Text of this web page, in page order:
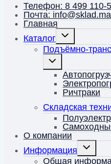
Телефон: 8 499 110-
Почта:
Главная
Каталог
Переключить
дочернее
меню
Подъёмно-
Переключить
дочернее
меню
Ричтраки
Складская
О компании
Информация
дочернее
меню
Общая